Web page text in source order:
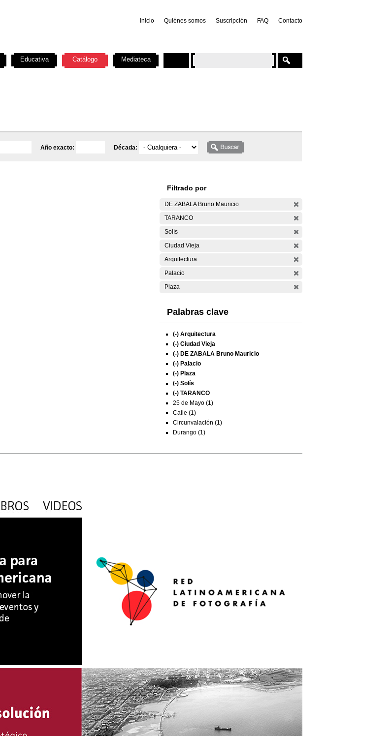
Inicio Quiénes somos Suscripción FAQ Contacto
Año exacto: Década:
Filtrado por
DE ZABALA Bruno Mauricio
TARANCO
Solís
Ciudad Vieja
Arquitectura
Palacio
Plaza
Palabras clave
(-) Arquitectura
(-) Ciudad Vieja
(-) DE ZABALA Bruno Mauricio
(-) Palacio
(-) Plaza
(-) Solís
(-) TARANCO
25 de Mayo (1)
Calle (1)
Circunvalación (1)
Durango (1)
Educativa Catálogo Mediateca